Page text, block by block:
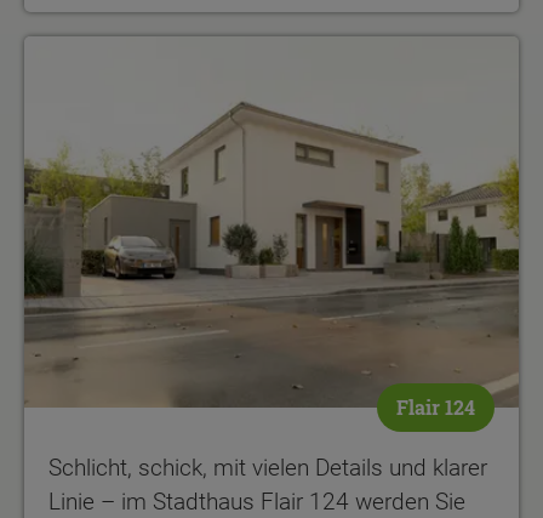
Flair 124
Schlicht, schick, mit vielen Details und klarer
Linie – im Stadthaus Flair 124 werden Sie